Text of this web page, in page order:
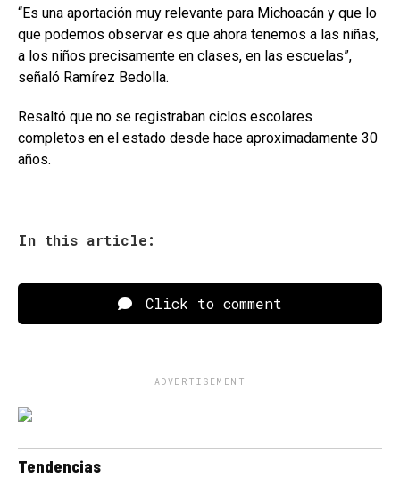
“Es una aportación muy relevante para Michoacán y que lo
que podemos observar es que ahora tenemos a las niñas,
a los niños precisamente en clases, en las escuelas”,
señaló Ramírez Bedolla.
Resaltó que no se registraban ciclos escolares
completos en el estado desde hace aproximadamente 30
años.
In this article:
Click to comment
ADVERTISEMENT
Tendencias